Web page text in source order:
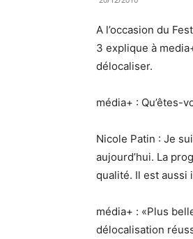
A l’occasion du
3 explique à
délocaliser.
média+ : Qu’êtes-
Nicole Patin : Je
aujourd’hui. La
qualité. Il est aussi
média+ : «Plus
délocalisation